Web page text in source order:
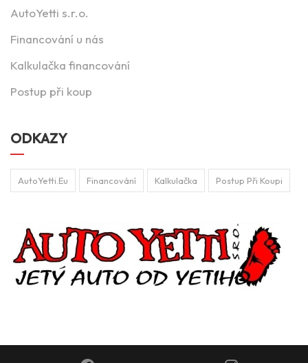
AutoYetti s.r.o.
Financování u nás
Kalkulačka financování
Postup při koup
ODKAZY
AutoYetti.eu Financování Kalkulačka Postup Při Koupi